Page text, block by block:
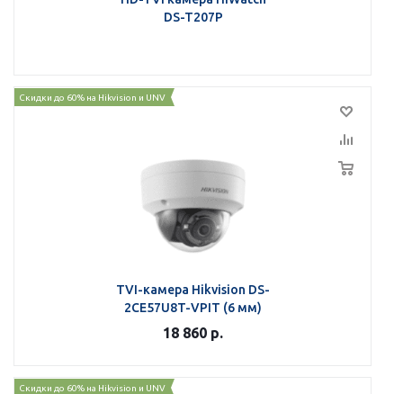
DS-T207P
Скидки до 60% на Hikvision и UNV
TVI-камера Hikvision DS-
2CE57U8T-VPIT (6 мм)
18 860 р.
Скидки до 60% на Hikvision и UNV